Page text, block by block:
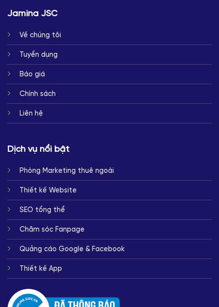
Jamina JSC
Về chúng tôi
Tuyển dụng
Báo giá
Chính sách
Liên hệ
Dịch vụ nổi bật
Phòng Marketing thuê ngoài
Thiết kế Website
SEO tổng thể
Chăm sóc Fanpage
Quảng cáo Google & Facebook
Thiết kế App